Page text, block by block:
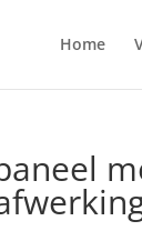
Home